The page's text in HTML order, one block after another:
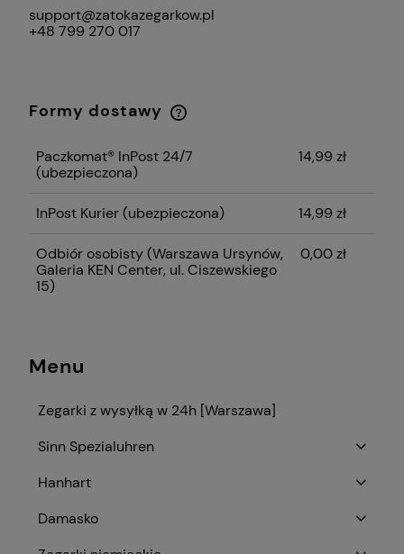
support@zatokazegarkow.pl
+48 799 270 017
Formy dostawy
Cena nie zawiera ewentualnych kosztów
Paczkomat® InPost 24/7
(ubezpieczona)
14,99 zł
InPost Kurier (ubezpieczona) 14,99 zł
Odbiór osobisty(Warszawa Ursynów,
Galeria KEN Center, ul. Ciszewskiego
15)
0,00 zł
Menu
Zegarki z wysyłką w 24h [Warszawa]
Sinn Spezialuhren
Hanhart
Damasko